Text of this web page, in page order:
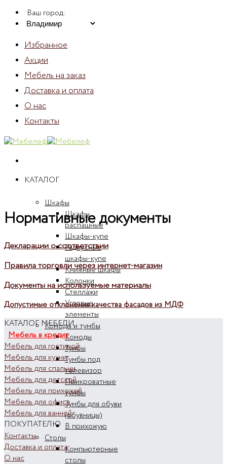
Skip
Ваш город:
Избранное
Акции
Мебель на заказ
Доставка и оплата
О нас
Контакты
КАТАЛОГ
Шкафы
Шкафы
распашные
Шкафы-купе
Радиусные
шкафы-купе
Книжные шкафы
Колонки
Стеллажи
Угловые
элементы
Комоды и тумбы
Комоды
Тумбы
Тумбы под
телевизор
Прикроватные
тумбы
Тумбы для обуви
(обувницы)
В прихожую
Столы
Компьютерные
столы
Нормативные документы
Декларации о соответствии
Правила торговли через интернет-магазин
Документы на используемые материалы
Допустимые отклонения качества фасадов из МДФ
КАТАЛОГ МЕБЕЛИ
Мебель в кредит
Мебель для гостиной
Мебель для кухни
Мебель для спальни
Мебель для детской
Мебель для прихожей
Мебель для офиса
Мебель для ванной
ПОКУПАТЕЛЮ
Контакты
Доставка и оплата
О нас